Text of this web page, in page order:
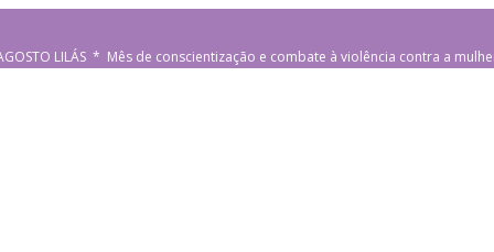
LILÁS * Mês de conscientização e combate à violência contra a